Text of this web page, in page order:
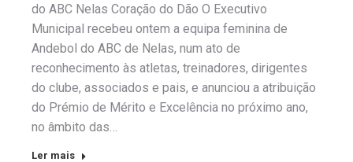
do ABC Nelas Coração do Dão O Executivo
Municipal recebeu ontem a equipa feminina de
Andebol do ABC de Nelas, num ato de
reconhecimento às atletas, treinadores, dirigentes
do clube, associados e pais, e anunciou a atribuição
do Prémio de Mérito e Excelência no próximo ano,
no âmbito das…
Ler mais